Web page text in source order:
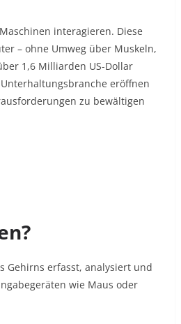
interagieren. Diese
– ohne Umweg über Muskeln,
1,6 Milliarden US-Dollar
eröffnen
zu bewältigen
Gehirns erfasst, analysiert und
wie Maus oder